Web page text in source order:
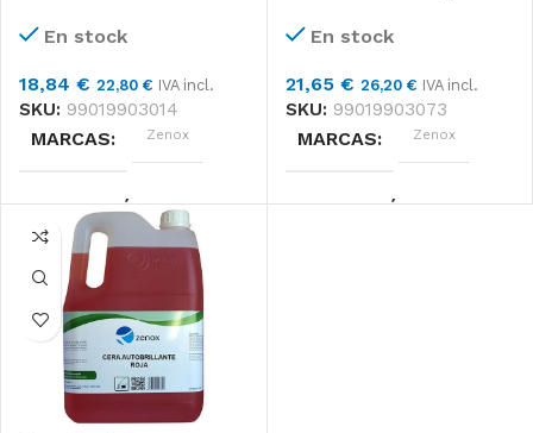
En stock
18,84 € 22,80 € IVA incl.
SKU: 99019903014
MARCAS Zenox
APLICACIÓN
LIMPIEZA, MANTENIMIENTO
FORMATO Unidad
En stock
21,65 € 26,20 € IVA incl.
SKU: 99019903073
MARCAS Zenox
APLICACIÓN